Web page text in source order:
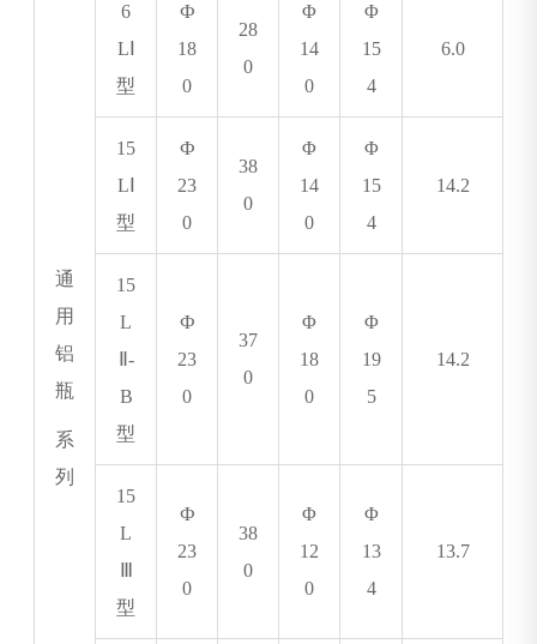
通
用
铝
瓶
系
列
6
L
型
Ф
18
0
28
0
Φ
14
0
Φ
15
4
6.0
15
L
型
Ф
23
0
38
0
Φ
14
0
Φ
15
4
14.2
15
L
Ⅱ-
B
型
Ф
23
0
37
0
Φ
18
0
Φ
19
5
14.2
15
L
型
Ф
23
0
38
0
Φ
12
0
Φ
13
4
13.7